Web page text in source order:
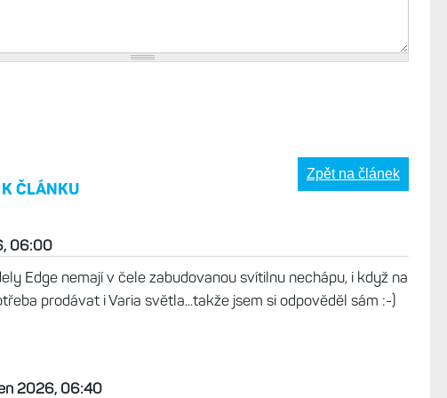
ČLÁNKU
Zpět na článek
06:00
Edge nemají v čele zabudovanou svítilnu nechápu, i když na
prodávat i Varia světla...takže jsem si odpověděl sám :-)
2026, 06:40